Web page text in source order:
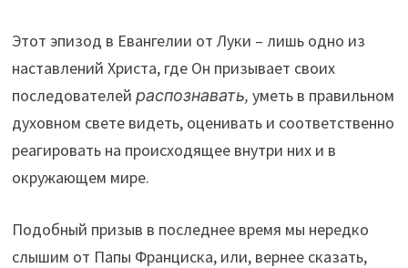
Этот эпизод в Евангелии от Луки – лишь одно из
наставлений Христа, где Он призывает своих
последователейраспознавать, уметь в правильном
духовном свете видеть, оценивать и соответственно
реагировать на происходящее внутри них и в
окружающем мире.
Подобный призыв в последнее время мы нередко
слышим от Папы Франциска, или, вернее сказать,